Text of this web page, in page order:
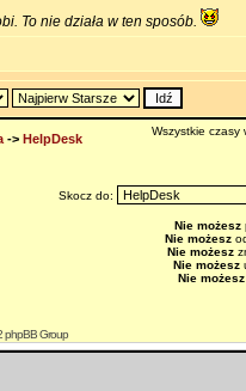
To nie działa w ten sposób.
-> HelpDesk
Wszystkie czasy
Skocz do:
Nie możesz
Nie możesz
Nie możesz
Nie możesz
Nie możesz
Group